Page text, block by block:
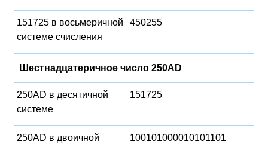
151725 в восьмеричной
системе счисления
450255
Шестнадцатеричное число 250AD
250AD в десятичной
системе
151725
250AD в двоичной
100101000010101101